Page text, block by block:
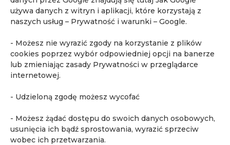
używa danych z witryn i aplikacji, które korzystają z
naszych usług – Prywatność i warunki – Google.
- Możesz nie wyrazić zgody na korzystanie z plików
cookies poprzez wybór odpowiedniej opcji na banerze
lub zmieniając zasady Prywatności w przeglądarce
internetowej.
- Udzieloną zgodę możesz wycofać
- Możesz żądać dostępu do swoich danych osobowych,
usunięcia ich bądź sprostowania, wyrazić sprzeciw
wobec ich przetwarzania.
PYTANIA
Przekazujemy naszą
#wiedzępacjentom
lekarzom i całemu
środowisku medycznemu.
Dzielimy się#wiedzą, która
poprawia jakości naszego